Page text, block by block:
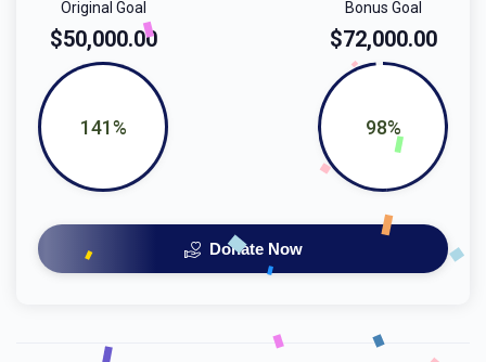
Bonus Goal
$72,000.00
98%
Original Goal
$50,000.00
141%
Donate Now